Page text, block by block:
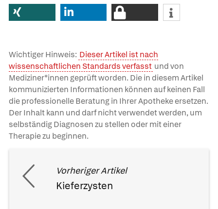
Wichtiger Hinweis: Dieser Artikel ist nach
wissenschaftlichen Standards verfasst und von
Mediziner*innen geprüft worden. Die in diesem Artikel
kommunizierten Informationen können auf keinen Fall
die professionelle Beratung in Ihrer Apotheke ersetzen.
Der Inhalt kann und darf nicht verwendet werden, um
selbständig Diagnosen zu stellen oder mit einer
Therapie zu beginnen.
Vorheriger Artikel
Kieferzysten